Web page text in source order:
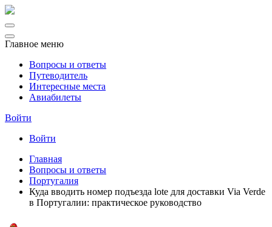
Главное меню
Вопросы и ответы
Путеводитель
Интересные места
Авиабилеты
Войти
Войти
Главная
Вопросы и ответы
Португалия
Куда вводить номер подъезда lote для доставки Via Verde
в Португалии: практическое руководство